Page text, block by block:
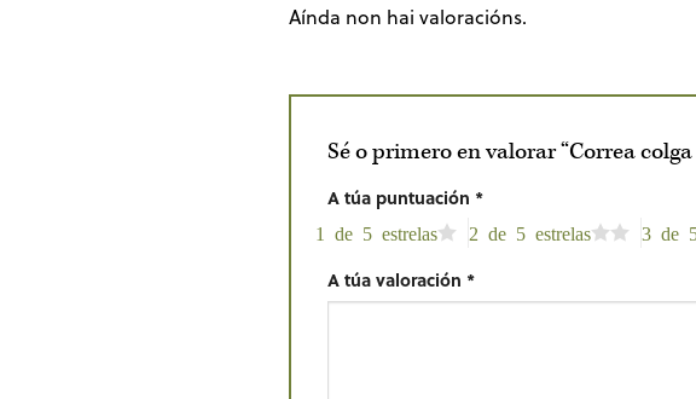
Aínda non hai valoracións.
Sé o primero en valorar “Correa
A túa puntuación *
1 de 5 estrelas 2 de 5 estrelas 3 de
A túa valoración *